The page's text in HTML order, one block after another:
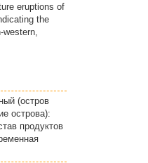
eruptions of
the
(остров
острова):
продуктов